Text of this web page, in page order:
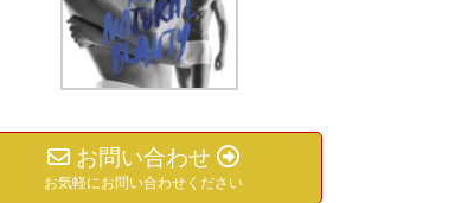
お問い合わせ
お気軽にお問い合わせください